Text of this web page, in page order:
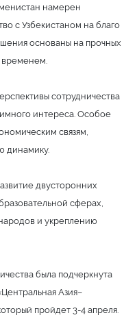
намерен
с Узбекистаном на благо
основаны на прочных
сотрудничества
интереса. Особое
связям,
динамику.
двусторонних
сферах,
и укреплению
была подчеркнута
Азия–
пройдет 3-4 апреля.